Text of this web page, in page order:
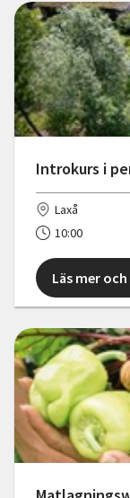
Introkurs i
Laxå
10:00
Läs mer